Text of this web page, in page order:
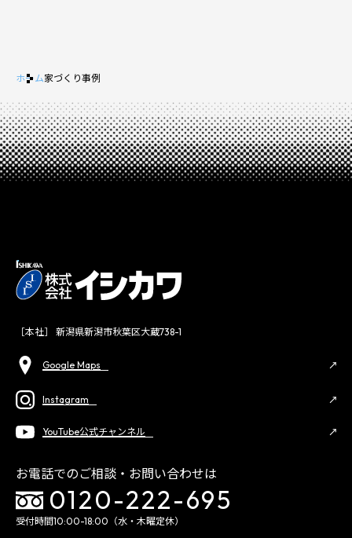
ホーム家づくり事例
［本社］ 新潟県新潟市秋葉区大蔵738-1
Google Maps
Instagram
YouTube公式チャンネル
お電話でのご相談・お問い合わせは
0120-222-695
受付時間10:00-18:00（水・木曜定休）